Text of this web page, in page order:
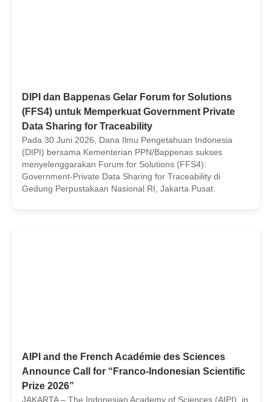
DIPI dan Bappenas Gelar Forum for Solutions
(FFS4) untuk Memperkuat Government Private
Data Sharing for Traceability
Pada 30 Juni 2026, Dana Ilmu Pengetahuan Indonesia
(DIPI) bersama Kementerian PPN/Bappenas sukses
menyelenggarakan Forum for Solutions (FFS4):
Government-Private Data Sharing for Traceability di
Gedung Perpustakaan Nasional RI, Jakarta Pusat.
AIPI and the French Académie des Sciences
Announce Call for “Franco-Indonesian Scientific
Prize 2026”
JAKARTA – The Indonesian Academy of Sciences (AIPI), in